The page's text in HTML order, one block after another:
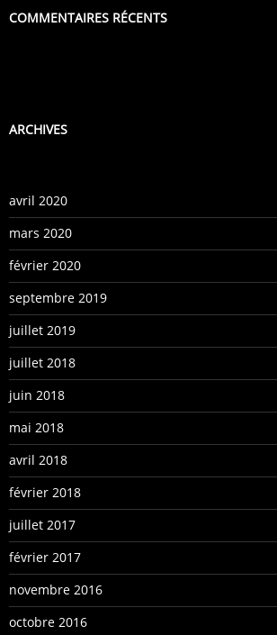
COMMENTAIRES RÉCENTS
ARCHIVES
avril 2020
mars 2020
février 2020
septembre 2019
juillet 2019
juillet 2018
juin 2018
mai 2018
avril 2018
février 2018
juillet 2017
février 2017
novembre 2016
octobre 2016